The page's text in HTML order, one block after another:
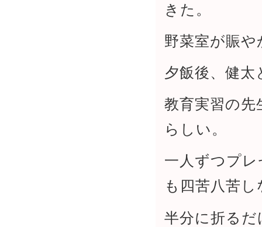
きた。
野菜室が賑
夕飯後、健
教育実習の
らしい。
一人ずつプ
も四苦八苦
半分に折る